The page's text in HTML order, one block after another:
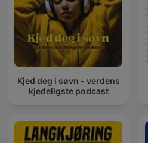
Kjed deg i søvn - verdens
kjedeligste podcast